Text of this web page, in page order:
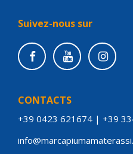
Suivez-nous sur
CONTACTS
+39 0423 621674 | +39